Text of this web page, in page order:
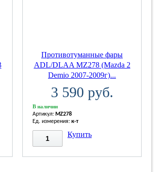
Противотуманные фары
ADL/DLAA MZ278 (Mazda 2
Demio 2007-2009г)...
3 590 руб.
В наличии
Артикул: MZ278
Ед. измерения:к-т
Купить